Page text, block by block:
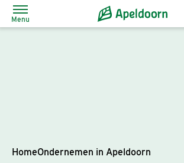
Menu
HomeOndernemen in Apeldoorn